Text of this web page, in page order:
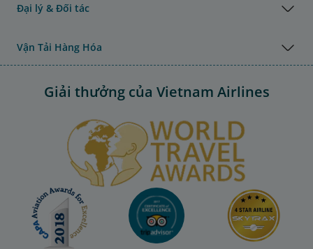
Đại lý & Đối tác
Vận Tải Hàng Hóa
Giải thưởng của Vietnam Airlines